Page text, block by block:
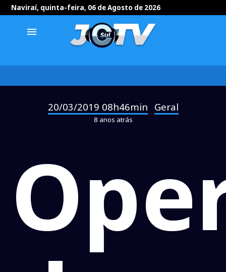
Naviraí, quinta-feira, 06 de Agosto de 2026
menu
20/03/2019 08h46min Geral
8 anos atrás